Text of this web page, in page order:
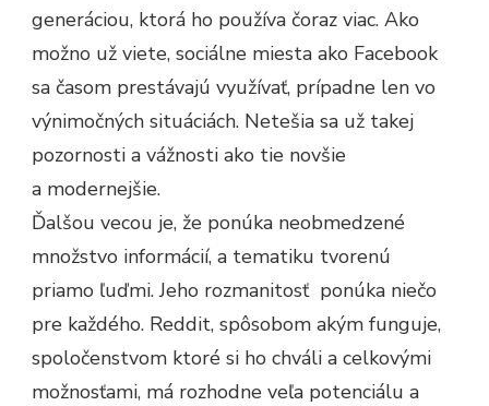
generáciou, ktorá ho používa čoraz viac. Ako
možno už viete, sociálne miesta ako Facebook
sa časom prestávajú využívať, prípadne len vo
výnimočných situáciách. Netešia sa už takej
pozornosti a vážnosti ako tie novšie
a modernejšie.
Ďalšou vecou je, že ponúka neobmedzené
množstvo informácií, a tematiku tvorenú
priamo ľuďmi. Jeho rozmanitosť ponúka niečo
pre každého. Reddit, spôsobom akým funguje,
spoločenstvom ktoré si ho chváli a celkovými
možnosťami, má rozhodne veľa potenciálu a